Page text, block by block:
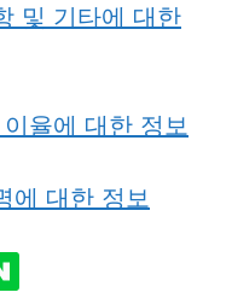
및 기타에 대한
율에 대한 정보
에 대한 정보